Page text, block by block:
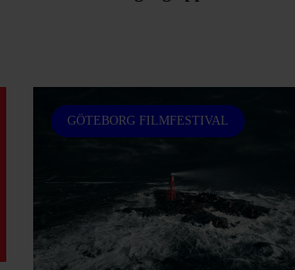
GÖTEBORG FILMFESTIVAL